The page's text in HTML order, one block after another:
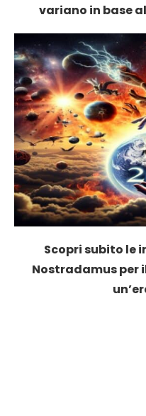
variano in base
Scopri subito le
Nostradamus per